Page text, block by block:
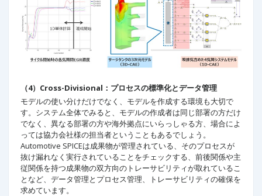
（4）Cross-Divisional：プロセスの標準化とデータ管理
モデルの使い分けだけでなく、モデルを作成する環境も大切で
す。システム全体でみると、モデルの作成者は同じ部署の方だけ
でなく、異なる部署の方や海外拠点にいらっしゃる方、場合によ
っては協力会社様の担当者ということもあるでしょう。
Automotive SPICEは成果物が管理されている、そのプロセスが
抜け漏れなく実行されていることをチェックする、前後関係や主
従関係を持つ成果物の双方向のトレーサビリティが取れているこ
となど、データ管理とプロセス管理、トレーサビリティの確保を
求めています。